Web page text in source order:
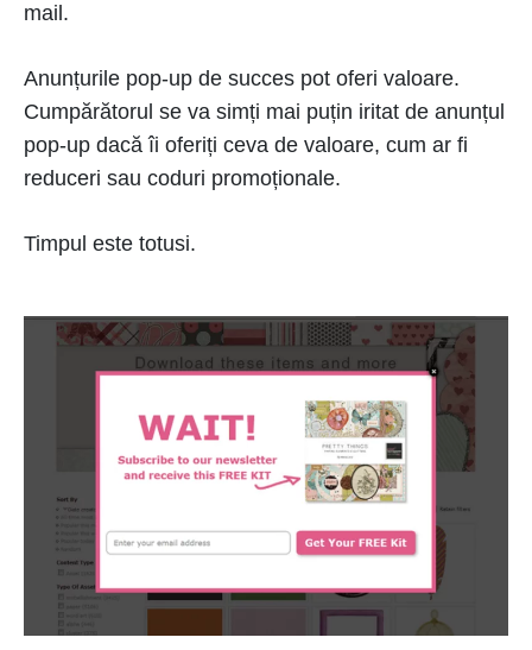
mail.
Anunțurile pop-up de succes pot oferi valoare.
Cumpărătorul se va simți mai puțin iritat de anunțul
pop-up dacă îi oferiți ceva de valoare, cum ar fi
reduceri sau coduri promoționale.
Timpul este totusi.